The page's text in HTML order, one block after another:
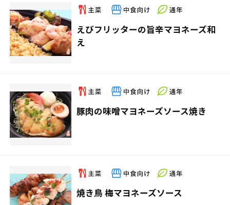
えびフリッターの旨辛マヨネーズ和
え
豚肉の味噌マヨネーズソース焼き
焼き鳥 梅マヨネーズソース